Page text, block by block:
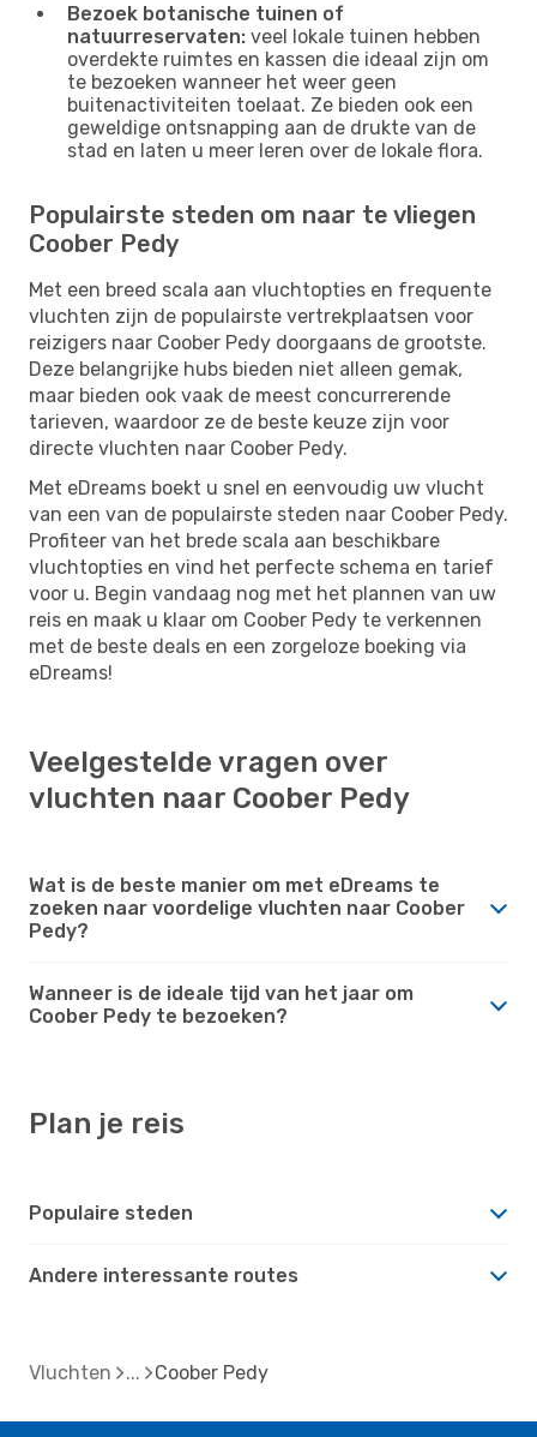
Bezoek botanische tuinen of
natuurreservaten: veel lokale tuinen hebben
overdekte ruimtes en kassen die ideaal zijn om
te bezoeken wanneer het weer geen
buitenactiviteiten toelaat. Ze bieden ook een
geweldige ontsnapping aan de drukte van de
stad en laten u meer leren over de lokale flora.
Populairste steden om naar te vliegen
Coober Pedy
Met een breed scala aan vluchtopties en frequente
vluchten zijn de populairste vertrekplaatsen voor
reizigers naar Coober Pedy doorgaans de grootste.
Deze belangrijke hubs bieden niet alleen gemak,
maar bieden ook vaak de meest concurrerende
tarieven, waardoor ze de beste keuze zijn voor
directe vluchten naar Coober Pedy.
Met eDreams boekt u snel en eenvoudig uw vlucht
van een van de populairste steden naar Coober Pedy.
Profiteer van het brede scala aan beschikbare
vluchtopties en vind het perfecte schema en tarief
voor u. Begin vandaag nog met het plannen van uw
reis en maak u klaar om Coober Pedy te verkennen
met de beste deals en een zorgeloze boeking via
eDreams!
Veelgestelde vragen over
vluchten naar Coober Pedy
Wat is de beste manier om met eDreams te
zoeken naar voordelige vluchten naar Coober
Pedy?
Wanneer is de ideale tijd van het jaar om
Coober Pedy te bezoeken?
Plan je reis
Populaire steden
Andere interessante routes
Vluchten Coober Pedy